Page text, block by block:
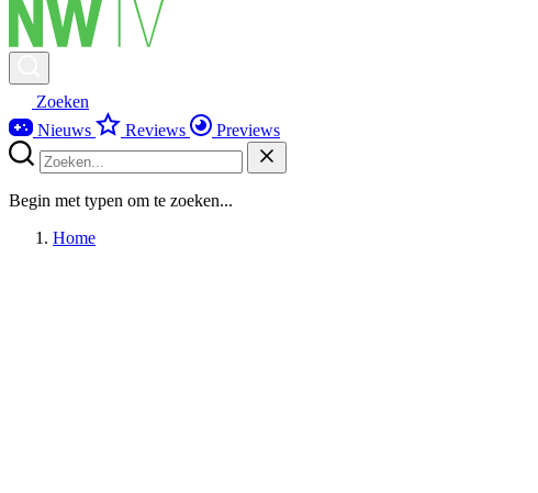
Zoeken
Nieuws
Reviews Previews
Begin met typen om te zoeken...
Home